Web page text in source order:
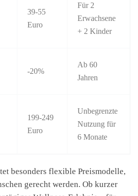
39-55
Euro
Für 2
Erwachsene
+ 2 Kinder
-20%
Ab 60
Jahren
199-249
Euro
Unbegrenzte
Nutzung für
6 Monate
besonders flexible Preismodelle,
gerecht werden. Ob kurzer